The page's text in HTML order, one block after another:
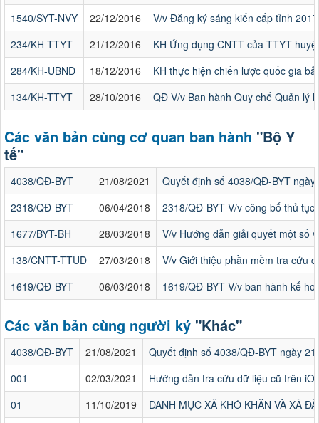
1540/SYT-NVY
22/12/2016
V/v Đăng ký sáng kiến cấp tỉnh 2017
234/KH-TTYT
21/12/2016
KH Ứng dụng CNTT của TTYT
284/KH-UBND
18/12/2016
KH thực hiện chiến lược quốc gia
134/KH-TTYT
28/10/2016 QĐ V/v Ban hành Quy chế Quản lý
Các văn bản cùng cơ quan ban hành "Bộ Y
tế"
4038/QĐ-BYT 21/08/2021
Quyết định số 4038/QĐ-BYT
2318/QĐ-BYT
06/04/2018
2318/QĐ-BYT V/v công bố thủ
1677/BYT-BH
28/03/2018
V/v Hướng dẫn giải quyết một số
138/CNTT-TTUD
27/03/2018
V/v Giới thiệu phần mềm tra cứu
1619/QĐ-BYT
06/03/2018 1619/QĐ-BYT V/v ban hành kế
Các văn bản cùng người ký "Khác"
4038/QĐ-BYT 21/08/2021
Quyết định số 4038/QĐ-BYT ngày
001
02/03/2021
Hướng dẫn tra cứu dữ liệu cũ trên
01
11/10/2019
DANH MỤC XÃ KHÓ KHĂN VÀ XÃ